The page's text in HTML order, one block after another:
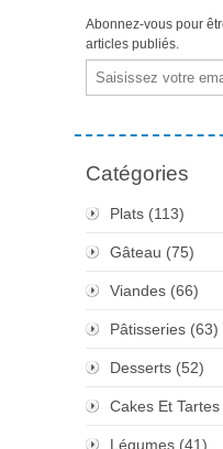
Abonnez-vous pour
articles publiés.
Email
Catégories
Plats (113)
Gâteau (75)
Viandes (66)
Pâtisseries (63)
Desserts (52)
Cakes Et
Légumes (41)